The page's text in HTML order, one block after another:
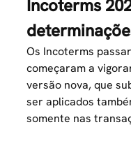
Incoterms
Os Incoterms
começaram a
versão nova, que
ser aplicados
somente nas